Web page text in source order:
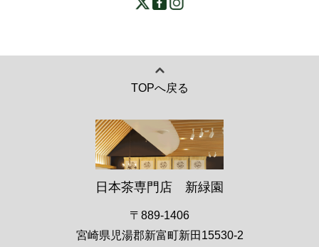
TOPへ戻る
日本茶専門店 新緑園
〒889-1406
宮崎県児湯郡新富町新田15530-2